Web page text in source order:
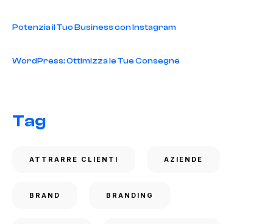
Potenzia il Tuo Business con Instagram
WordPress: Ottimizza le Tue Consegne
Tag
ATTRARRE CLIENTI AZIENDE
BRAND BRANDING